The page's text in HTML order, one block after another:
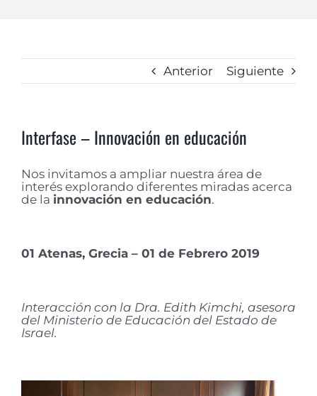
ENTRAR
Anterior Siguiente
Interfase – Innovación en educación
Nos invitamos a ampliar nuestra área de
interés explorando diferentes miradas acerca
de la innovación en educación.
01 Atenas, Grecia – 01 de Febrero 2019
Interacción con la Dra. Edith Kimchi, asesora
del Ministerio de Educación del Estado de
Israel.